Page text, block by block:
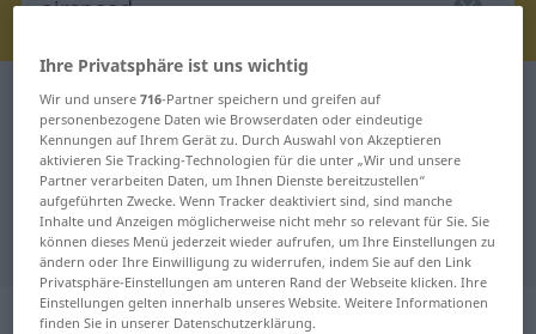
Englisch-Deutsch Wörterbuch airspeed
Englisch-Deutsch Übersetzung für
"airspeed"
"airspeed" Deutsch Übersetzung
„airspeed“: noun
Ihre Privatsphäre ist uns wichtig
Wir und unsere716-Partner speichern und greifen auf
personenbezogene Daten wie Browserdaten oder eindeutige
Kennungen auf Ihrem Gerät zu. Durch Auswahl von Akzeptieren
aktivieren Sie Tracking-Technologien für die unter „Wir und unsere
Partner verarbeiten Daten, um Ihnen Dienste bereitzustellen“
aufgeführten Zwecke. Wenn Tracker deaktiviert sind, sind manche
Inhalte und Anzeigen möglicherweise nicht mehr so relevant für Sie. Sie
können dieses Menü jederzeit wieder aufrufen, um Ihre Einstellungen zu
ändern oder Ihre Einwilligung zu widerrufen, indem Sie auf den Link
Privatsphäre-Einstellungen am unteren Rand der Webseite klicken. Ihre
Einstellungen gelten innerhalb unseres Website. Weitere Informationen
finden Sie in unserer Datenschutzerklärung.